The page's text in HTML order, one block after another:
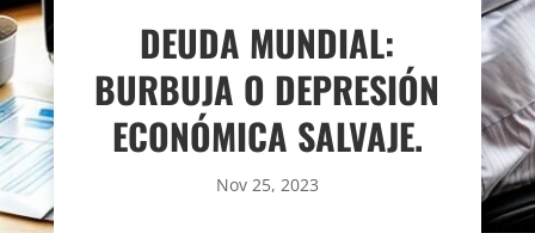
DEUDA MUNDIAL:
BURBUJA O DEPRESIÓN
ECONÓMICA SALVAJE.
Nov 25, 2023